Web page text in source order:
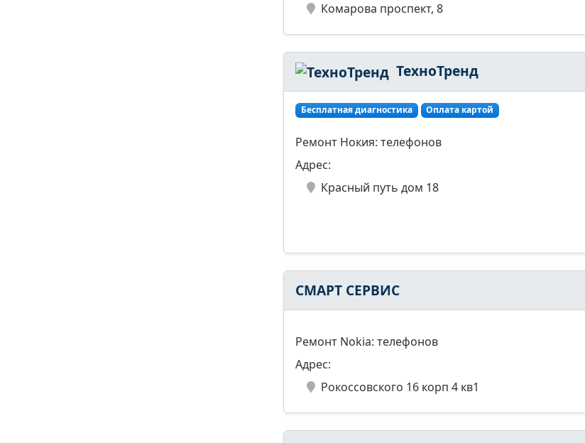
Комарова проспект, 8
ТехноТренд
Бесплатная диагностика Оплата картой
Ремонт Нокия: телефонов
Адрес:
Красный путь дом 18
СМАРТ СЕРВИС
Ремонт Nokia: телефонов
Адрес:
Рокоссовского 16 корп 4 кв1